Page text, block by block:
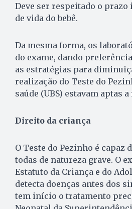
Deve ser respeitado o prazo
de vida do bebê.
Da mesma forma, os
do exame, dando
as estratégias para
realização do Teste do
saúde (UBS) estavam aptas
Direito da criança
O Teste do Pezinho é capaz
todas de natureza grave. O
Estatuto da Criança e do
detecta doenças antes dos
tem início o tratamento